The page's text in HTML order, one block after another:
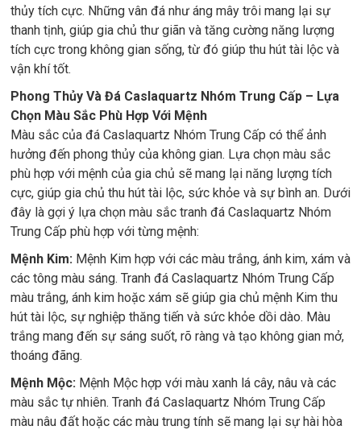
thủy tích cực. Những vân đá như áng mây trôi mang lại sự
thanh tịnh, giúp gia chủ thư giãn và tăng cường năng lượng
tích cực trong không gian sống, từ đó giúp thu hút tài lộc và
vận khí tốt.
Phong Thủy Và Đá Caslaquartz Nhóm Trung Cấp – Lựa
Chọn Màu Sắc Phù Hợp Với Mệnh
Màu sắc của đá Caslaquartz Nhóm Trung Cấp có thể ảnh
hưởng đến phong thủy của không gian. Lựa chọn màu sắc
phù hợp với mệnh của gia chủ sẽ mang lại năng lượng tích
cực, giúp gia chủ thu hút tài lộc, sức khỏe và sự bình an. Dưới
đây là gợi ý lựa chọn màu sắc tranh đá Caslaquartz Nhóm
Trung Cấp phù hợp với từng mệnh:
Mệnh Kim: Mệnh Kim hợp với các màu trắng, ánh kim, xám và
các tông màu sáng. Tranh đá Caslaquartz Nhóm Trung Cấp
màu trắng, ánh kim hoặc xám sẽ giúp gia chủ mệnh Kim thu
hút tài lộc, sự nghiệp thăng tiến và sức khỏe dồi dào. Màu
trắng mang đến sự sáng suốt, rõ ràng và tạo không gian mở,
thoáng đãng.
Mệnh Mộc: Mệnh Mộc hợp với màu xanh lá cây, nâu và các
màu sắc tự nhiên. Tranh đá Caslaquartz Nhóm Trung Cấp
màu nâu đất hoặc các màu trung tính sẽ mang lại sự hài hòa